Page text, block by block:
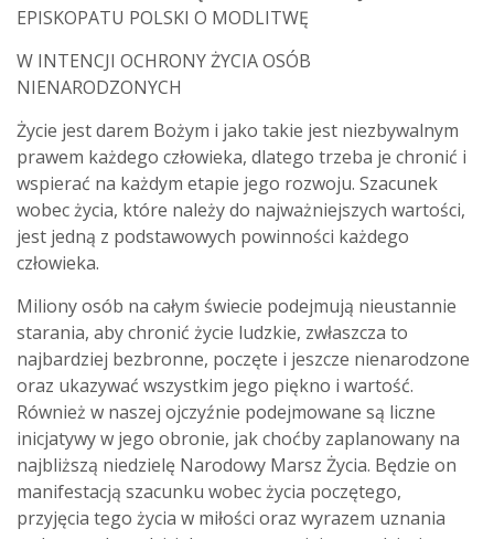
EPISKOPATU POLSKI O MODLITWĘ
W INTENCJI OCHRONY ŻYCIA OSÓB
NIENARODZONYCH
Życie jest darem Bożym i jako takie jest niezbywalnym
prawem każdego człowieka, dlatego trzeba je chronić i
wspierać na każdym etapie jego rozwoju. Szacunek
wobec życia, które należy do najważniejszych wartości,
jest jedną z podstawowych powinności każdego
człowieka.
Miliony osób na całym świecie podejmują nieustannie
starania, aby chronić życie ludzkie, zwłaszcza to
najbardziej bezbronne, poczęte i jeszcze nienarodzone
oraz ukazywać wszystkim jego piękno i wartość.
Również w naszej ojczyźnie podejmowane są liczne
inicjatywy w jego obronie, jak choćby zaplanowany na
najbliższą niedzielę Narodowy Marsz Życia. Będzie on
manifestacją szacunku wobec życia poczętego,
przyjęcia tego życia w miłości oraz wyrazem uznania